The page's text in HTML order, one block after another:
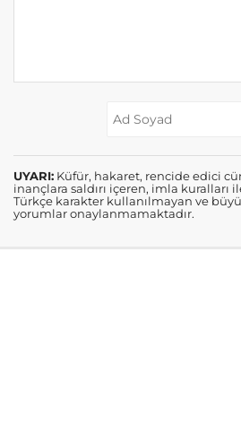
UYARI: Küfür, hakaret, rencide edici
inançlara saldırı içeren, imla kuralları
Türkçe karakter kullanılmayan ve
yorumlar onaylanmamaktadır.